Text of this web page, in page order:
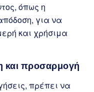
όπως η
για να
και χρήσιμα
και προσαρμογή
πρέπει να